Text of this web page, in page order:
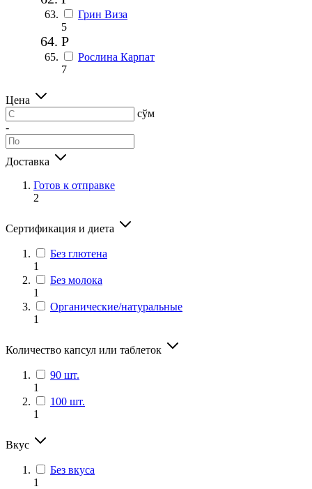
Грин Виза
5
Р
Рослина Карпат
7
Цена
сўм
-
Доставка
Готов к отправке
2
Сертификация и диета
Без глютена
1
Без молока
1
Органические/натуральные
1
Количество капсул или таблеток
90 шт.
1
100 шт.
1
Вкус
Без вкуса
1